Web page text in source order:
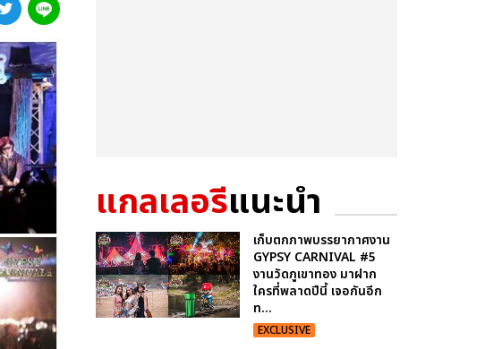
แกลเลอรีแนะนำ
เก็บตกภาพบรรยากาศงาน
GYPSY CARNIVAL #5
งานวัดภูเขาทอง มาฝาก
ใครที่พลาดปีนี้ เจอกันอีก
ท...
EXCLUSIVE